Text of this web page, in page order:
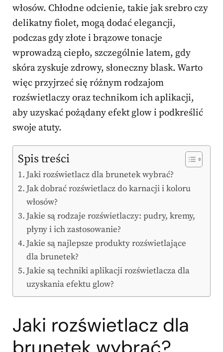
włosów. Chłodne odcienie, takie jak srebro czy
delikatny fiolet, mogą dodać elegancji,
podczas gdy złote i brązowe tonacje
wprowadzą ciepło, szczególnie latem, gdy
skóra zyskuje zdrowy, słoneczny blask. Warto
więc przyjrzeć się różnym rodzajom
rozświetlaczy oraz technikom ich aplikacji,
aby uzyskać pożądany efekt glow i podkreślić
swoje atuty.
Spis treści
Jaki rozświetlacz dla brunetek wybrać?
Jak dobrać rozświetlacz do karnacji i koloru
włosów?
Jakie są rodzaje rozświetlaczy: pudry, kremy,
płyny i ich zastosowanie?
Jakie są najlepsze produkty rozświetlające
dla brunetek?
Jakie są techniki aplikacji rozświetlacza dla
uzyskania efektu glow?
Jaki rozświetlacz dla